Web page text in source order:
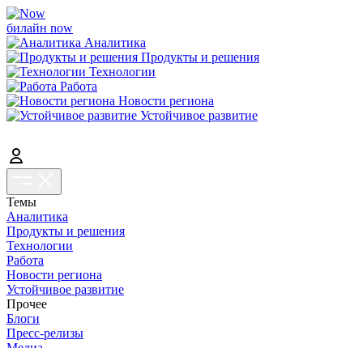
билайн now
Аналитика
Продукты и решения
Технологии
Работа
Новости региона
Устойчивое развитие
Темы
Аналитика
Продукты и решения
Технологии
Работа
Новости региона
Устойчивое развитие
Прочее
Блоги
Пресс-релизы